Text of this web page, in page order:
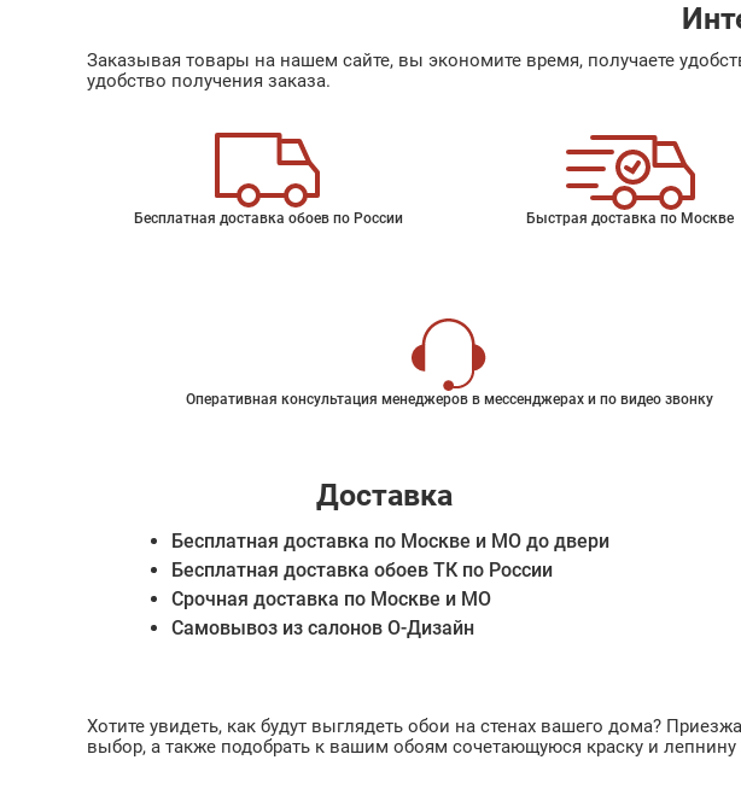
Заказывая товары на нашем сайте, вы экономите время, получаете
удобство получения заказа.
Бесплатная доставка обоев по России Быстрая доставка по Москве
Оперативная консультация менеджеров в мессенджерах и по видео звонку
Доставка
Бесплатная доставка по Москве и МО до двери
Бесплатная доставка обоев ТК по России
Срочная доставка по Москве и МО
Самовывоз из салонов О-Дизайн
Хотите увидеть, как будут выглядеть обои на стенах вашего дома?
выбор, а также подобрать к вашим обоям сочетающуюся краску и лепнину